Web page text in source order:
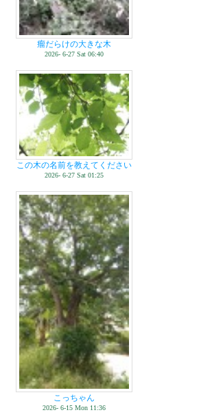
瘤だらけの大きな木
2026- 6-27 Sat 06:40
この木の名前を教えてください
2026- 6-27 Sat 01:25
こっちゃん
2026- 6-15 Mon 11:36